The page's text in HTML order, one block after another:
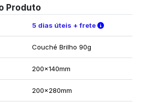
Produto
5 dias úteis + frete Verifique
Couché Brilho 90g
200x140mm
200x280mm